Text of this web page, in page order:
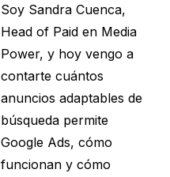
Soy Sandra Cuenca,
Head of Paid en Media
Power, y hoy vengo a
contarte cuántos
anuncios adaptables de
búsqueda permite
Google Ads, cómo
funcionan y cómo